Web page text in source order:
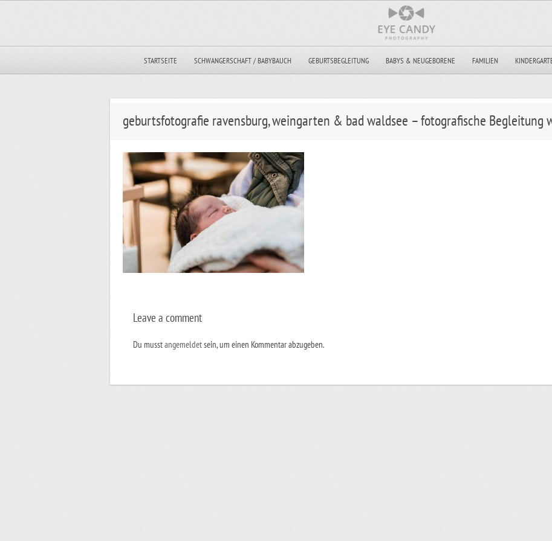
STARTSEITE SCHWANGERSCHAFT / BABYBAUCH GEBURTSBEGLEITUNG BABYS & NEUGEBORENE FAMILIEN
geburtsfotografie ravensburg, weingarten & bad waldsee – fotografische Begleitung
Leave a comment
Du musstangemeldetsein, um einen Kommentar abzugeben.